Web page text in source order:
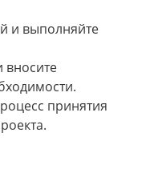
и выполняйте
вносите
принятия